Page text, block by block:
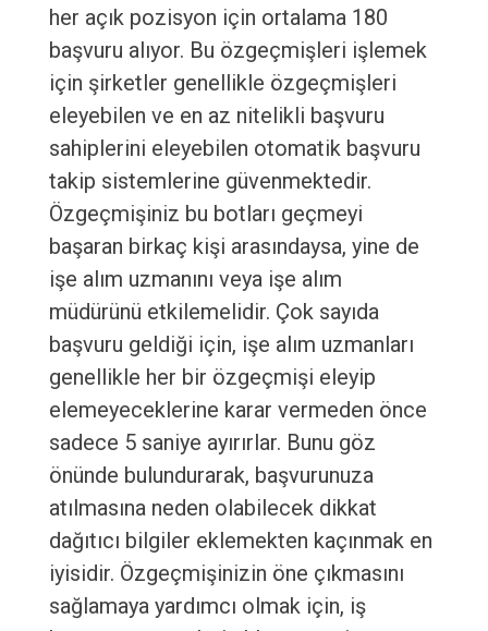
her açık pozisyon için ortalama 180
başvuru alıyor. Bu özgeçmişleri işlemek
için şirketler genellikle özgeçmişleri
eleyebilen ve en az nitelikli başvuru
sahiplerini eleyebilen otomatik başvuru
takip sistemlerine güvenmektedir.
Özgeçmişiniz bu botları geçmeyi
başaran birkaç kişi arasındaysa, yine de
işe alım uzmanını veya işe alım
müdürünü etkilemelidir. Çok sayıda
başvuru geldiği için, işe alım uzmanları
genellikle her bir özgeçmişi eleyip
elemeyeceklerine karar vermeden önce
sadece 5 saniye ayırırlar. Bunu göz
önünde bulundurarak, başvurunuza
atılmasına neden olabilecek dikkat
dağıtıcı bilgiler eklemekten kaçınmak en
iyisidir. Özgeçmişinizin öne çıkmasını
sağlamaya yardımcı olmak için, iş